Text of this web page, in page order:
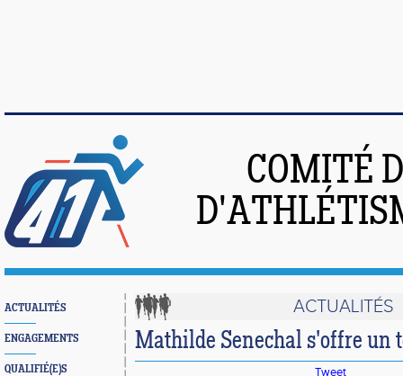
COMITÉ
ACTUALITÉS
ENGAGEMENTS
QUALIFIÉ(E)S
ACTUALITÉS
Mathilde Senechal s'offre un
Tweet